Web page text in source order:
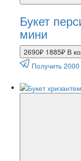
Букет
мини
2690₽ 1885₽ В
Получить